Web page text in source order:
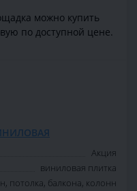
можно купить
по доступной цене.
Акция
виниловая плитка
потолка, балкона, колонн